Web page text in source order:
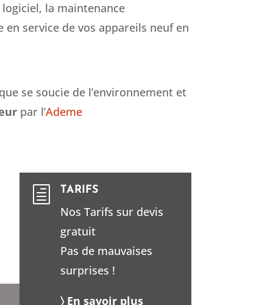
la maintenance
service de vos appareils neuf en
se soucie de l’environnement et
par l’Ademe
h TARIFS
Nos Tarifs sur devis
gratuit
Pas de mauvaises
surprises !
〉 En savoir plus